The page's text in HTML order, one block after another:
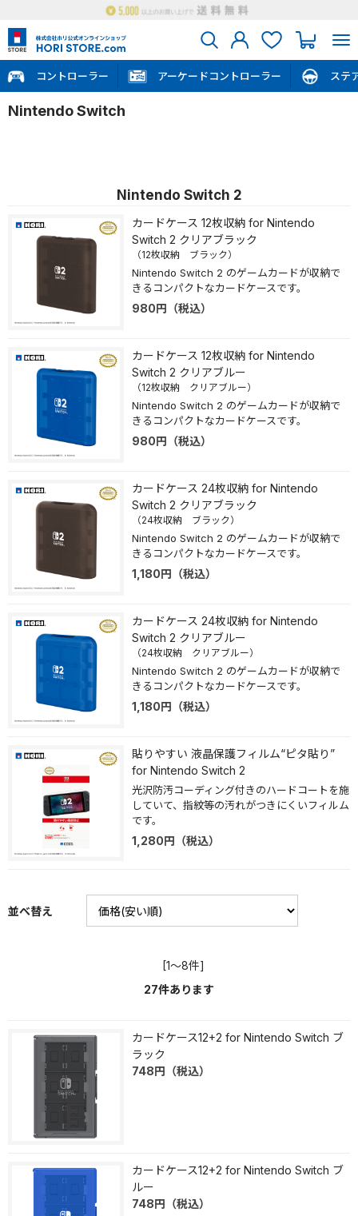
コントローラー アーケードコントローラー ステ
Nintendo Switch
Nintendo Switch 2
カードケース 12枚収納 for Nintendo
Switch 2 クリアブラック
（12枚収納 ブラック）
Nintendo Switch 2 のゲームカードが収納で
きるコンパクトなカードケースです。
980円 （税込）
カードケース 12枚収納 for Nintendo
Switch 2 クリアブルー
（12枚収納 クリアブルー）
Nintendo Switch 2 のゲームカードが収納で
きるコンパクトなカードケースです。
980円 （税込）
カードケース 24枚収納 for Nintendo
Switch 2 クリアブラック
（24枚収納 ブラック）
Nintendo Switch 2 のゲームカードが収納で
きるコンパクトなカードケースです。
1,180円 （税込）
カードケース 24枚収納 for Nintendo
Switch 2 クリアブルー
（24枚収納 クリアブルー）
Nintendo Switch 2 のゲームカードが収納で
きるコンパクトなカードケースです。
1,180円 （税込）
貼りやすい 液晶保護フィルム“ピタ貼り”
for Nintendo Switch 2
光沢防汚コーディング付きのハードコートを施
していて、指紋等の汚れがつきにくいフィルム
です。
1,280円 （税込）
並べ替え
[1～8件]
27件あります
カードケース12+2 for Nintendo Switch ブ
ラック
748円 （税込）
カードケース12+2 for Nintendo Switch ブ
ルー
748円 （税込）